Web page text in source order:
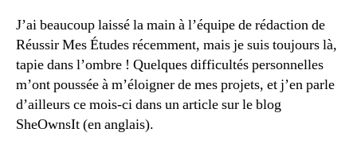
J’ai beaucoup laissé la main à l’équipe de rédaction de
Réussir Mes Études récemment, mais je suis toujours là,
tapie dans l’ombre ! Quelques difficultés personnelles
m’ont poussée à m’éloigner de mes projets, et j’en parle
d’ailleurs ce mois-ci dans un article sur le blog
SheOwnsIt (en anglais).